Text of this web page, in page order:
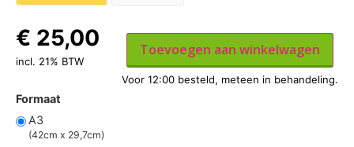
Formaat
A3
(42cm x 29,7cm)
€ 25,00
incl. 21% BTW
Toevoegen aan winkelwagen